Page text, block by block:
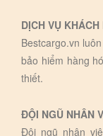
DỊCH VỤ KHÁCH
Bestcargo.vn
bảo hiểm hàng
thiết.
ĐỘI NGŨ NHÂN
Đội ngũ nhân